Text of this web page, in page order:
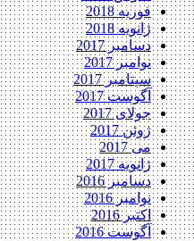
فوریه 2018
ژانویه 2018
دسامبر 2017
نوامبر 2017
سپتامبر 2017
آگوست 2017
جولای 2017
ژوئن 2017
می 2017
ژانویه 2017
دسامبر 2016
نوامبر 2016
اکتبر 2016
آگوست 2016